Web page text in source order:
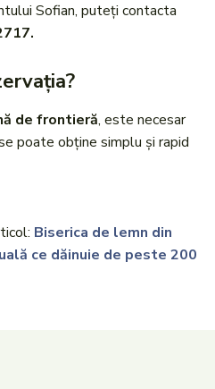
Sofian, puteți contacta
de frontieră, este necesar
poate obține simplu și rapid
Biserica de lemn din
ce dăinuie de peste 200